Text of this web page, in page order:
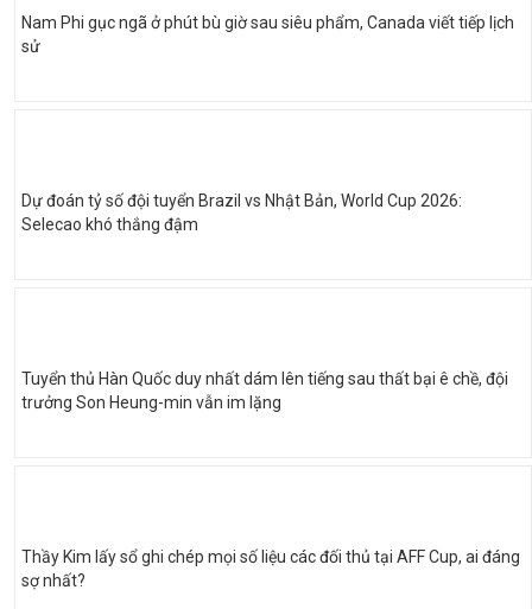
Nam Phi gục ngã ở phút bù giờ sau siêu phẩm, Canada viết tiếp lịch
sử
Dự đoán tỷ số đội tuyển Brazil vs Nhật Bản, World Cup 2026:
Selecao khó thắng đậm
Tuyển thủ Hàn Quốc duy nhất dám lên tiếng sau thất bại ê chề, đội
trưởng Son Heung-min vẫn im lặng
Thầy Kim lấy sổ ghi chép mọi số liệu các đối thủ tại AFF Cup, ai đáng
sợ nhất?